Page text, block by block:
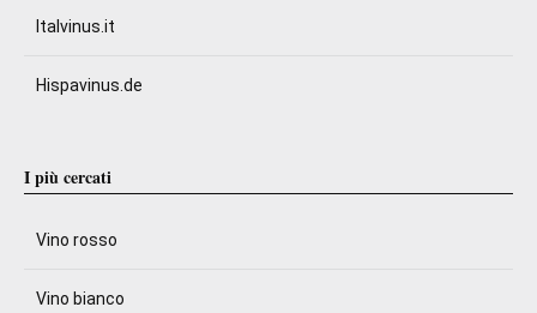
Italvinus.it
Hispavinus.de
I più cercati
Vino rosso
Vino bianco